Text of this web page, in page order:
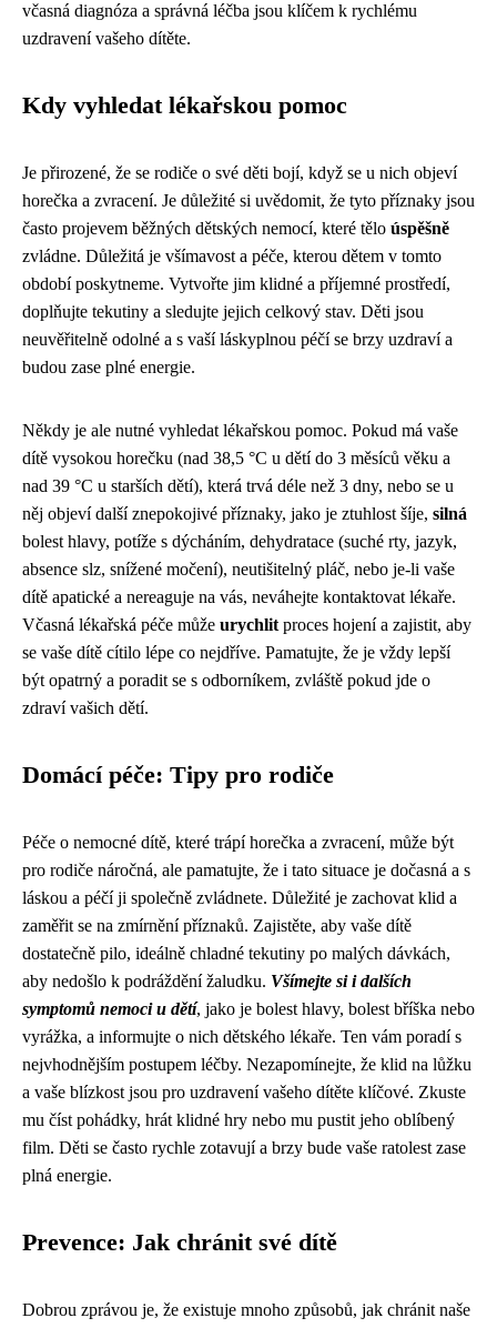
včasná diagnóza a správná léčba jsou klíčem k rychlému
uzdravení vašeho dítěte.
Kdy vyhledat lékařskou pomoc
Je přirozené, že se rodiče o své děti bojí, když se u nich objeví
horečka a zvracení. Je důležité si uvědomit, že tyto příznaky jsou
často projevem běžných dětských nemocí, které tělo úspěšně
zvládne. Důležitá je všímavost a péče, kterou dětem v tomto
období poskytneme. Vytvořte jim klidné a příjemné prostředí,
doplňujte tekutiny a sledujte jejich celkový stav. Děti jsou
neuvěřitelně odolné a s vaší láskyplnou péčí se brzy uzdraví a
budou zase plné energie.
Někdy je ale nutné vyhledat lékařskou pomoc. Pokud má vaše
dítě vysokou horečku (nad 38,5 °C u dětí do 3 měsíců věku a
nad 39 °C u starších dětí), která trvá déle než 3 dny, nebo se u
něj objeví další znepokojivé příznaky, jako je ztuhlost šíje, silná
bolest hlavy, potíže s dýcháním, dehydratace (suché rty, jazyk,
absence slz, snížené močení), neutišitelný pláč, nebo je-li vaše
dítě apatické a nereaguje na vás, neváhejte kontaktovat lékaře.
Včasná lékařská péče může urychlit proces hojení a zajistit, aby
se vaše dítě cítilo lépe co nejdříve. Pamatujte, že je vždy lepší
být opatrný a poradit se s odborníkem, zvláště pokud jde o
zdraví vašich dětí.
Domácí péče: Tipy pro rodiče
Péče o nemocné dítě, které trápí horečka a zvracení, může být
pro rodiče náročná, ale pamatujte, že i tato situace je dočasná a s
láskou a péčí ji společně zvládnete. Důležité je zachovat klid a
zaměřit se na zmírnění příznaků. Zajistěte, aby vaše dítě
dostatečně pilo, ideálně chladné tekutiny po malých dávkách,
aby nedošlo k podráždění žaludku. Všímejte si i dalších
symptomů nemoci u dětí, jako je bolest hlavy, bolest bříška nebo
vyrážka, a informujte o nich dětského lékaře. Ten vám poradí s
nejvhodnějším postupem léčby. Nezapomínejte, že klid na lůžku
a vaše blízkost jsou pro uzdravení vašeho dítěte klíčové. Zkuste
mu číst pohádky, hrát klidné hry nebo mu pustit jeho oblíbený
film. Děti se často rychle zotavují a brzy bude vaše ratolest zase
plná energie.
Prevence: Jak chránit své dítě
Dobrou zprávou je, že existuje mnoho způsobů, jak chránit naše